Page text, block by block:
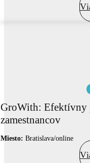
GroWith: Efektívny
zamestnancov
Miesto: Bratislava/online